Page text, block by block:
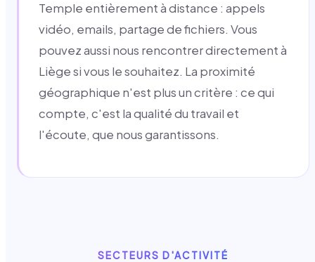
Temple entièrement à distance : appels
vidéo, emails, partage de fichiers. Vous
pouvez aussi nous rencontrer directement à
Liège si vous le souhaitez. La proximité
géographique n'est plus un critère : ce qui
compte, c'est la qualité du travail et
l'écoute, que nous garantissons.
SECTEURS D'ACTIVITÉ